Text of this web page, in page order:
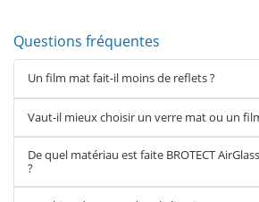
Questions fréquentes
Un film mat fait-il moins de reflets ?
Vaut-il mieux choisir un verre mat ou un
De quel matériau est faite BROTECT
?